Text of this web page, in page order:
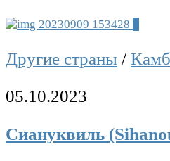
Другие страны /
05.10.2023
Сиануквиль